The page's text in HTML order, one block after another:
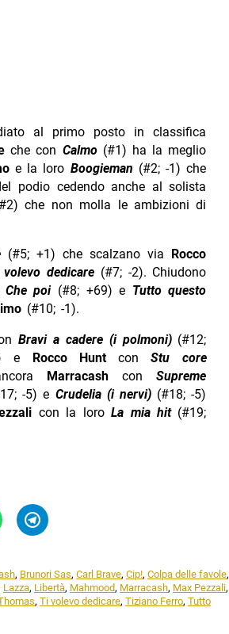
al primo posto in classifica
che con Calmo (#1) ha la meglio
e la loro Boogieman (#2; -1) che
podio cedendo anche al solista
che non molla le ambizioni di
(#5; +1) che scalzano via
Rocco
dedicare (#7; -2). Chiudono
Che poi (#8; +69) e Tutto questo
(#10; -1).
Bravi a cadere (i polmoni) (#12;
e Rocco HuntconStu core
MarracashconSupreme
-5) e Crudelia (i nervi) (#18; -5)
con la loroLa mia hit (#19;
, Brunori Sas, Carl Brave, Cip!, Colpa delle favole,
Lazza, Libertà, Mahmood, Marracash, Max Pezzali,
, Ti volevo dedicare, Tiziano Ferro, Tutto